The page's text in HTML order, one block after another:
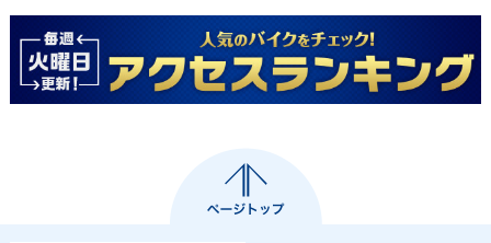
2019年 Z900RS
2018年 Z900RS・